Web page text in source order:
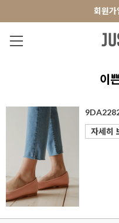
앱 다운
회원가
앱 다운
회원가
이
자세히